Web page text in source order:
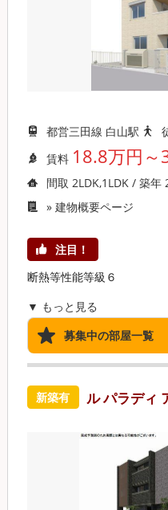
都営三田線 白山駅
賃料 18.8万円～
間取 2LDK,1LDK / 築年
» 建物概要ページ
注目！
断熱等性能等級６
▼ もっと見る
募集中の部屋一覧
新築有 ル パラディ